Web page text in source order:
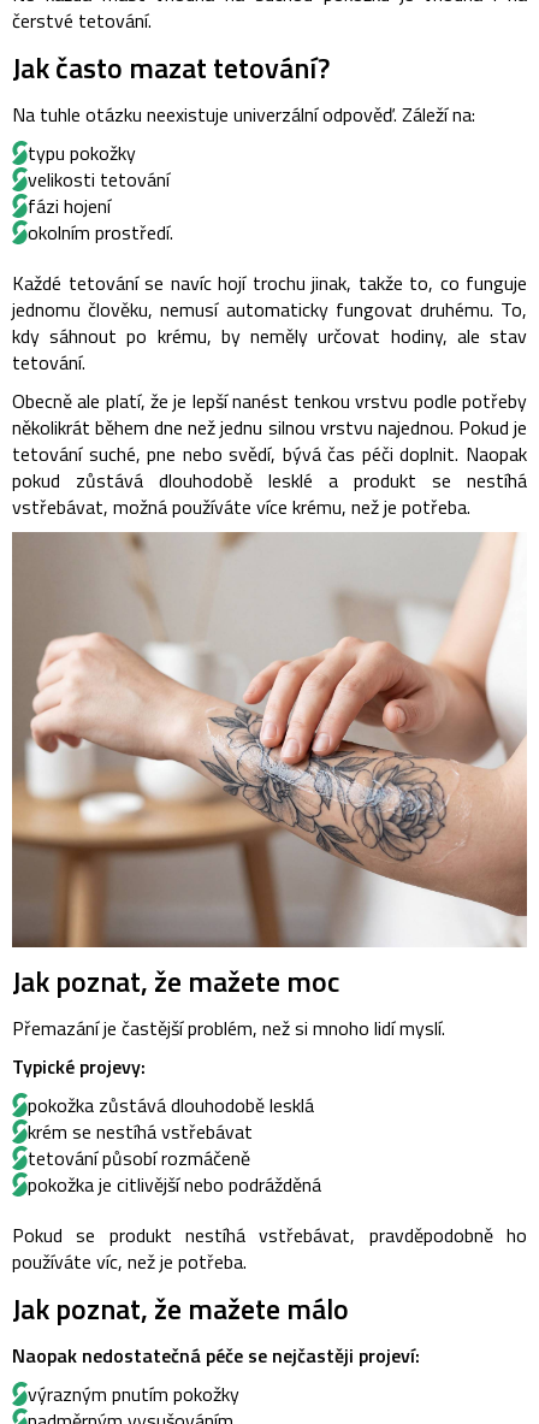
čerstvé tetování.
Jak často mazat tetování?
Na tuhle otázku neexistuje univerzální odpověď. Záleží na:
typu pokožky
velikosti tetování
fázi hojení
okolním prostředí.
Každé tetování se navíc hojí trochu jinak, takže to, co funguje
jednomu člověku, nemusí automaticky fungovat druhému. To,
kdy sáhnout po krému, by neměly určovat hodiny, ale stav
tetování.
Obecně ale platí, že je lepší nanést tenkou vrstvu podle potřeby
několikrát během dne než jednu silnou vrstvu najednou. Pokud je
tetování suché, pne nebo svědí, bývá čas péči doplnit. Naopak
pokud zůstává dlouhodobě lesklé a produkt se nestíhá
vstřebávat, možná používáte více krému, než je potřeba.
Jak poznat, že mažete moc
Přemazání je častější problém, než si mnoho lidí myslí.
Typické projevy:
pokožka zůstává dlouhodobě lesklá
krém se nestíhá vstřebávat
tetování působí rozmáčeně
pokožka je citlivější nebo podrážděná
Pokud se produkt nestíhá vstřebávat, pravděpodobně ho
používáte víc, než je potřeba.
Jak poznat, že mažete málo
Naopak nedostatečná péče se nejčastěji projeví:
výrazným pnutím pokožky